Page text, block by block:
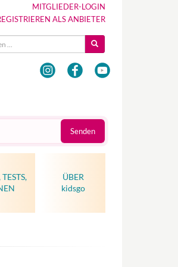
MITGLIEDER-LOGIN
ALS ANBIETER
Senden
ÜBER
kidsgo